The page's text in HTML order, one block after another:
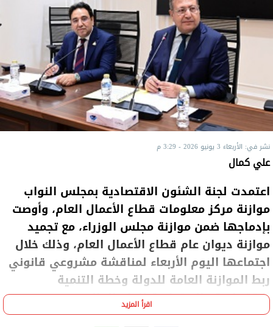
نشر في: الأربعاء 3 يونيو 2026 - 3:29 م
علي كمال
اعتمدت لجنة الشئون الاقتصادية بمجلس النواب
موازنة مركز معلومات قطاع الأعمال العام، وأوصت
بإدماجها ضمن موازنة مجلس الوزراء، مع تجميد
موازنة ديوان عام قطاع الأعمال العام، وذلك خلال
اجتماعها اليوم الأربعاء لمناقشة مشروعي قانوني
ربط الموازنة العامة للدولة وخطة التنمية
الاقتصادية والاجتماعية للعام المالي 2026-2027
فيما يخص قطاع الأعمال العام.
اقرأ المزيد